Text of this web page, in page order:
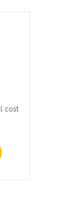
cost